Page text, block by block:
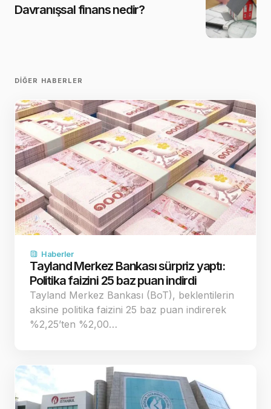
Davranışsal finans nedir?
DIĞER HABERLER
Haberler
Tayland Merkez Bankası sürpriz yaptı:
Politika faizini 25 baz puan indirdi
Tayland Merkez Bankası (BoT), beklentilerin
aksine politika faizini 25 baz puan indirerek
%2,25’ten %2,00…